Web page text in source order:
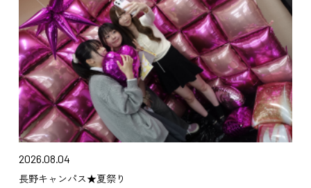
2026.08.04
長野キャンパス★夏祭り